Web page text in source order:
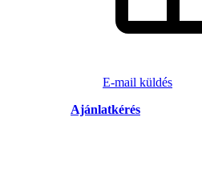
E-mail küldés
Ajánlatkérés